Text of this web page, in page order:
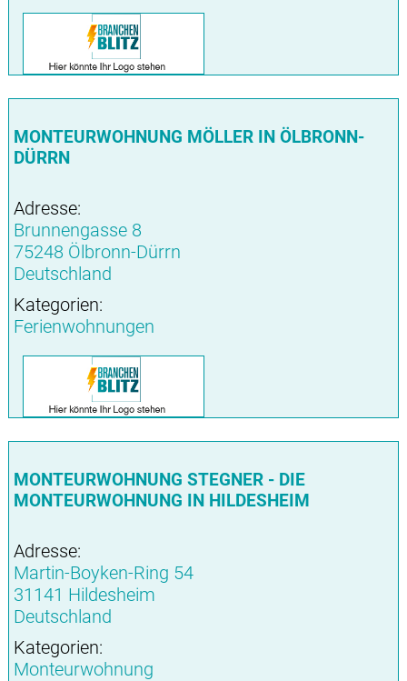
MONTEURWOHNUNG MÖLLER IN ÖLBRONN-
DÜRRN
Adresse:
Brunnengasse 8
75248 Ölbronn-Dürrn
Deutschland
Kategorien:
Ferienwohnungen
MONTEURWOHNUNG STEGNER - DIE
MONTEURWOHNUNG IN HILDESHEIM
Adresse:
Martin-Boyken-Ring 54
31141 Hildesheim
Deutschland
Kategorien:
Monteurwohnung